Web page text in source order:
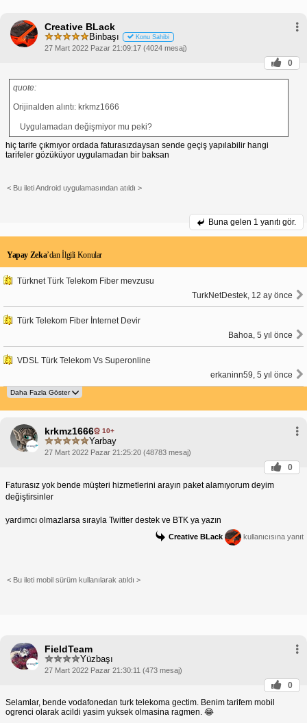
Creative BLack
Binbaşı Konu Sahibi
27 Mart 2022 Pazar 21:09:17 (4024 mesaj)
0
quote:
Orijinalden alıntı: krkmz1666
Uygulamadan değişmiyor mu peki?
hiç tarife çıkmıyor ordada faturasızdaysan sende geçiş yapılabilir hangi
tarifeler gözüküyor uygulamadan bir baksan
< Bu ileti Android uygulamasından atıldı >
Buna gelen 1 yanıtı gör.
Yapay Zeka’dan İlgili Konular
Türknet Türk Telekom Fiber mevzusu
TurkNetDestek, 12 ay önce
Türk Telekom Fiber İnternet Devir
Bahoa, 5 yıl önce
VDSL Türk Telekom Vs Superonline
erkaninn59, 5 yıl önce
krkmz1666 10+
Yarbay
27 Mart 2022 Pazar 21:25:20 (48783 mesaj)
0
Faturasız yok bende müşteri hizmetlerini arayın paket alamıyorum deyim
değiştirsinler
yardımcı olmazlarsa sırayla Twitter destek ve BTK ya yazın
Creative BLack kullanıcısına yanıt
< Bu ileti mobil sürüm kullanılarak atıldı >
FieldTeam
Yüzbaşı
27 Mart 2022 Pazar 21:30:11 (473 mesaj)
0
Selamlar, bende vodafonedan turk telekoma gectim. Benim tarifem mobil
ogrenci olarak acildi yasim yuksek olmasina ragmen. 😂